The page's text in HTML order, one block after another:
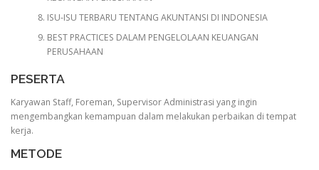
ISU-ISU TERBARU TENTANG AKUNTANSI DI INDONESIA
BEST PRACTICES DALAM PENGELOLAAN KEUANGAN
PERUSAHAAN
PESERTA
Karyawan Staff, Foreman, Supervisor Administrasi yang ingin
mengembangkan kemampuan dalam melakukan perbaikan di tempat
kerja.
METODE